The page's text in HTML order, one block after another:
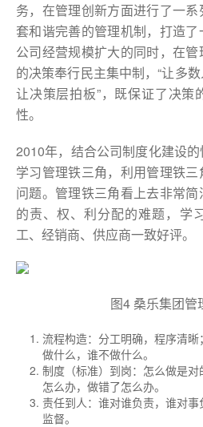
务，在管理创新方面进行了一
套和谐完善的管理机制，打造
公司经营规模扩大的同时，在
的决策奉行民主集中制，“让多
让决策层拍板”，既保证了决策
性。
2010年，结合公司制度化建设
学习管理铁三角，利用管理铁
问题。管理铁三角看上去非常
的责、权、利分配的难题，学
工、经销商、供应商一致好评。
图4 桑乐集团管
流程构造：分工明确，程序清
做什么，谁不做什么。
制度（标准）到岗：怎么做是
怎么办，做错了怎么办。
责任到人：谁对谁负责，谁对
监督。